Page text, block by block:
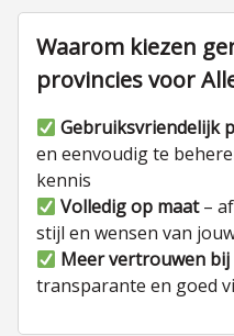
Waarom kiezen
provincies voor
Gebruiksvriendelijk
en eenvoudig te
kennis
Volledig op maat–
stijl en wensen van
Meer vertrouwen bij
transparante en goed